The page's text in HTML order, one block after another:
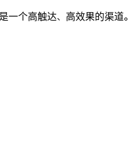
一个高触达、高效果的渠道。